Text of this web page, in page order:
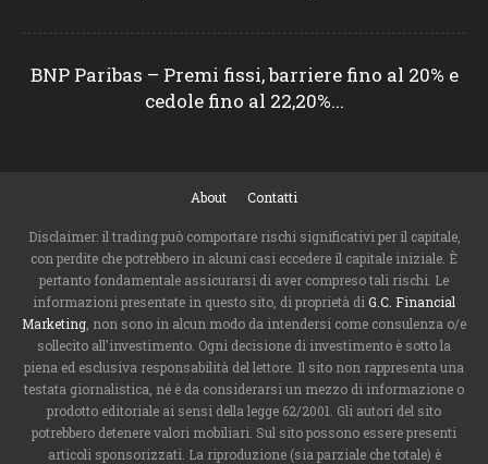
BNP Paribas – Premi fissi, barriere fino al 20% e
cedole fino al 22,20%...
About Contatti
Disclaimer: il trading può comportare rischi significativi per il capitale,
con perdite che potrebbero in alcuni casi eccedere il capitale iniziale. È
pertanto fondamentale assicurarsi di aver compreso tali rischi. Le
informazioni presentate in questo sito, di proprietà di G.C. Financial
Marketing , non sono in alcun modo da intendersi come consulenza o/e
sollecito all'investimento. Ogni decisione di investimento è sotto la
piena ed esclusiva responsabilità del lettore. Il sito non rappresenta una
testata giornalistica, né è da considerarsi un mezzo di informazione o
prodotto editoriale ai sensi della legge 62/2001. Gli autori del sito
potrebbero detenere valori mobiliari. Sul sito possono essere presenti
articoli sponsorizzati. La riproduzione (sia parziale che totale) è